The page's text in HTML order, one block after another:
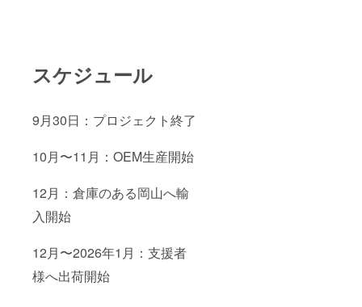
スケジュール
9月30日：プロジェクト終了
10月〜11月：OEM生産開始
12月：倉庫のある岡山へ輸
入開始
12月〜2026年1月：支援者
様へ出荷開始